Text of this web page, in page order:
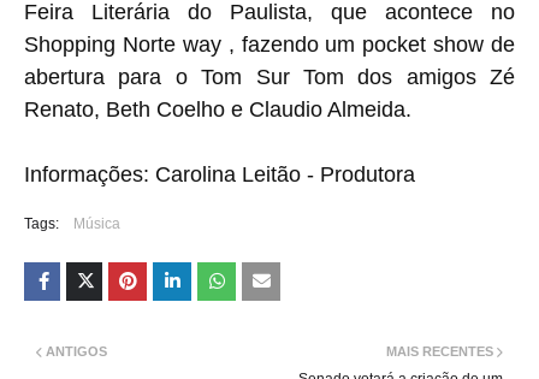
Feira Literária do Paulista, que acontece no
Shopping Norte way , fazendo um pocket show de
abertura para o Tom Sur Tom dos amigos Zé
Renato, Beth Coelho e Claudio Almeida.
Informações: Carolina Leitão - Produtora
Tags: Música
MAIS RECENTES
ANTIGOS